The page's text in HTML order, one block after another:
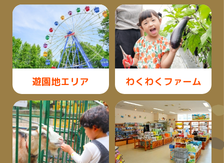
遊園地エリア わくわくファーム